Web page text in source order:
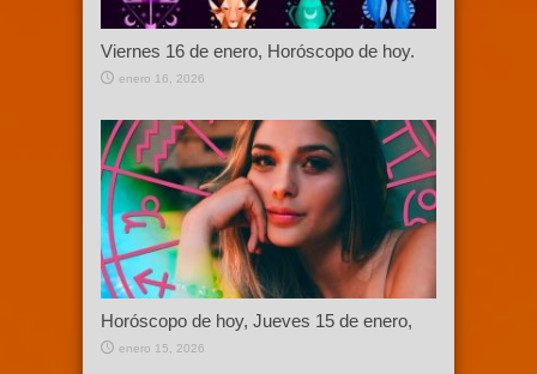
Viernes 16 de enero, Horóscopo de hoy.
enero 16, 2026
Horóscopo de hoy, Jueves 15 de enero,
enero 15, 2026